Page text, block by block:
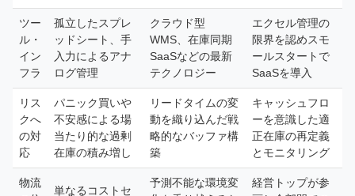
ツー
ル・
イン
フラ
孤立したスプレ
ッドシート、手
入力によるアナ
ログ管理
クラウド型
WMS、在庫同期
SaaSなどの最新
テクノロジー
エクセル管理の
限界を認めスモ
ールスタートで
SaaSを導入
リス
クへ
の対
応
パニック買いや
不安感による場
当たり的な過剰
在庫の積み増し
リードタイムの変
動を織り込んだ戦
略的なバッファ構
築
キャッシュフロ
ーを意識した適
正在庫の再定義
とモニタリング
物流
単なるコストセ
予測不能な環境変
経営トップが参